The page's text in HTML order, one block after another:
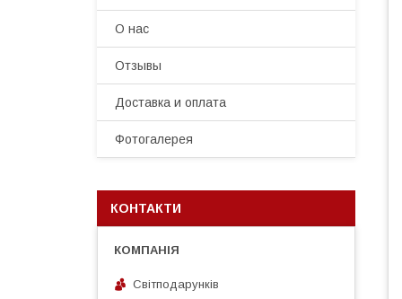
О нас
Отзывы
Доставка и оплата
Фотогалерея
КОНТАКТИ
Світподарунків